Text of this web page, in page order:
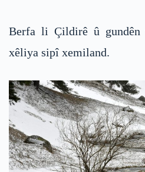
Berfa li Çildirê û
xêliya sipî xemiland.